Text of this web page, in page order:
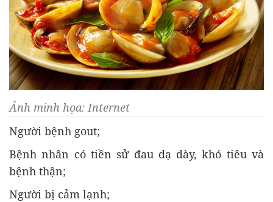
Ảnh minh họa: Internet
Người bệnh gout;
Bệnh nhân có tiền sử đau dạ dày, khó tiêu và
bệnh thận;
Người bị cảm lạnh;